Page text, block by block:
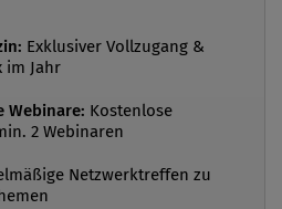
Exklusiver Vollzugang &
im Jahr
Webinare: Kostenlose
2 Webinaren
Netzwerktreffen zu